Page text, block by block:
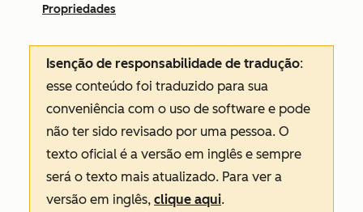
Propriedades
Isenção de responsabilidade de tradução:
esse conteúdo foi traduzido para sua
conveniência com o uso de software e pode
não ter sido revisado por uma pessoa. O
texto oficial é a versão em inglês e sempre
será o texto mais atualizado. Para ver a
versão em inglês, clique aqui.